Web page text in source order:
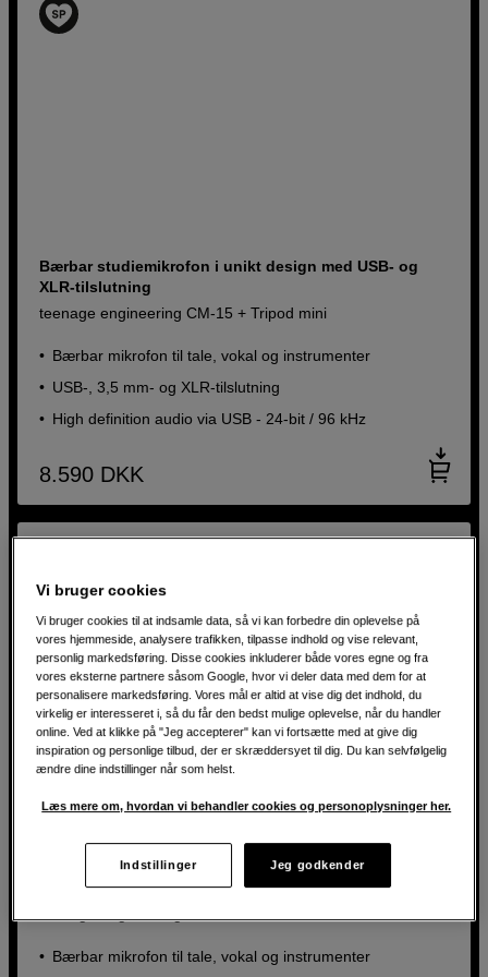
Bærbar studiemikrofon i unikt design med USB- og
XLR-tilslutning
teenage engineering CM-15 + Tripod mini
Bærbar mikrofon til tale, vokal og instrumenter
USB-, 3,5 mm- og XLR-tilslutning
High definition audio via USB - 24-bit / 96 kHz
8.590 DKK
Studiomikrofon med unikt design og USB- og XLR-
tilslutning
Bærbar mikrofon til tale, vokal og instrumenter
Vi bruger cookies
Vi bruger cookies til at indsamle data, så vi kan forbedre din oplevelse på
vores hjemmeside, analysere trafikken, tilpasse indhold og vise relevant,
personlig markedsføring. Disse cookies inkluderer både vores egne og fra
vores eksterne partnere såsom Google, hvor vi deler data med dem for at
personalisere markedsføring. Vores mål er altid at vise dig det indhold, du
virkelig er interesseret i, så du får den bedst mulige oplevelse, når du handler
online. Ved at klikke på "Jeg accepterer" kan vi fortsætte med at give dig
inspiration og personlige tilbud, der er skræddersyet til dig. Du kan selvfølgelig
ændre dine indstillinger når som helst.
Læs mere om, hvordan vi behandler cookies og personoplysninger her.
Indstillinger Jeg godkender